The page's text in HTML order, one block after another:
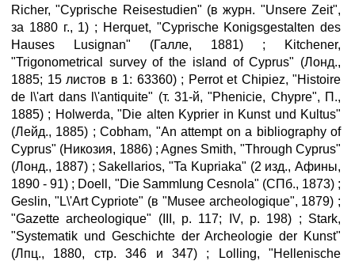
Richer, "Cyprische Reisestudien" (в журн. "Unsere Zeit",
за 1880 г., 1) ; Herquet, "Cyprische Konigsgestalten des
Hauses Lusignan" (Галле, 1881) ; Kitchener,
"Trigonometrical survey of the island of Cyprus" (Лонд.,
1885; 15 листов в 1: 63360) ; Perrot et Chipiez, "Histoire
de l\'art dans l\'antiquite" (т. 31-й, "Phenicie, Chypre", П.,
1885) ; Holwerda, "Die alten Kyprier in Kunst und Kultus"
(Лейд., 1885) ; Cobham, "An attempt on a bibliography of
Cyprus" (Никозия, 1886) ; Agnes Smith, "Through Cyprus"
(Лонд., 1887) ; Sakellarios, "Ta Kupriaka" (2 изд., Афины,
1890 - 91) ; Doell, "Die Sammlung Cesnola" (СПб., 1873) ;
Geslin, "L\'Art Cypriote" (в "Musee archeologique", 1879) ;
"Gazette archeologique" (III, p. 117; IV, p. 198) ; Stark,
"Systematik und Geschichte der Archeologie der Kunst"
(Лпц., 1880, стр. 346 и 347) ; Lolling, "Hellenische